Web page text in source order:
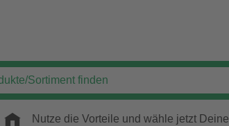
Nutze die Vorteile und wähle jetzt